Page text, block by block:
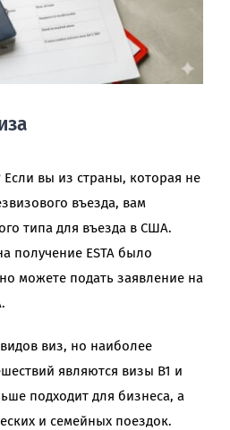
Если вы из страны, которая не
въезда, вам
типа для въезда в США.
получение ESTA было
можете подать заявление на
виз, но наиболее
являются визы B1 и
подходит для бизнеса, а
и семейных поездок.